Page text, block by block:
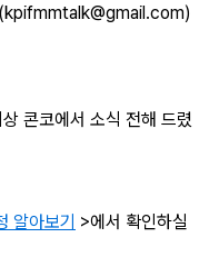
(kpifmmtalk@gmail.com)
상 콘코에서 소식 전해 드렸
알아보기 >에서 확인하실